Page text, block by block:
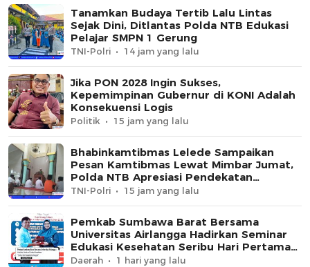
Tanamkan Budaya Tertib Lalu Lintas
Sejak Dini, Ditlantas Polda NTB Edukasi
Pelajar SMPN 1 Gerung
TNI-Polri 14 jam yang lalu
Jika PON 2028 Ingin Sukses,
Kepemimpinan Gubernur di KONI Adalah
Konsekuensi Logis
Politik 15 jam yang lalu
Bhabinkamtibmas Lelede Sampaikan
Pesan Kamtibmas Lewat Mimbar Jumat,
Polda NTB Apresiasi Pendekatan
Keagamaan
TNI-Polri 15 jam yang lalu
Pemkab Sumbawa Barat Bersama
Universitas Airlangga Hadirkan Seminar
Edukasi Kesehatan Seribu Hari Pertama
Kehidupan
Daerah 1 hari yang lalu